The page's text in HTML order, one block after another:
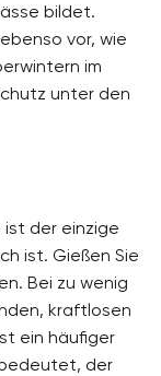
bildet.
vor, wie
im
unter den
der einzige
ist. Gießen Sie
Bei zu wenig
kraftlosen
ein häufiger
der